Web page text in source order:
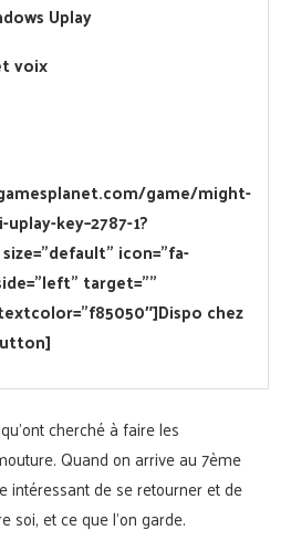
Uplay
voix
game/might-
key–2787-1?
icon=”fa-
target=””
chez
cherché à faire les
Quand on arrive au 7ème
intéressant de se retourner et de
soi, et ce que l’on garde.